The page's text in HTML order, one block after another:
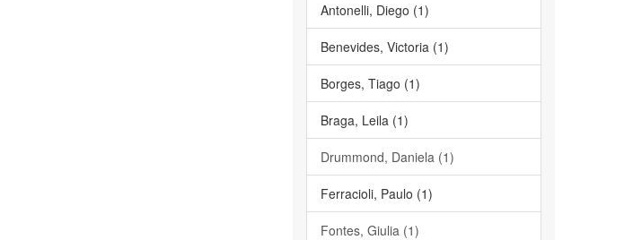
Antonelli, Diego (1)
Benevides, Victoria (1)
Borges, Tiago (1)
Braga, Leila (1)
Drummond, Daniela (1)
Ferracioli, Paulo (1)
Fontes, Giulia (1)